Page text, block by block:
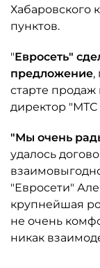
Хабаровского
пунктов.
"Евросеть"
предложение,
старте продаж
директор "МТС
"Мы очень
удалось
"Евросети"
крупнейшая
не очень
никак